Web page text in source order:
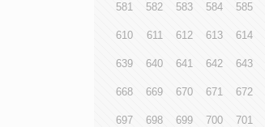
581 582 583 584 585
610 611 612 613 614
639 640 641 642 643
668 669 670 671 672
697 698 699 700 701